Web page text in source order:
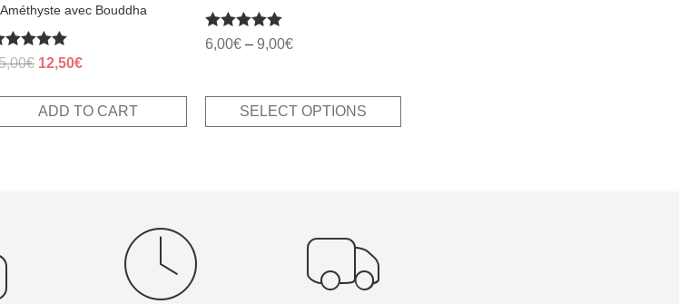
avec Bouddha
€ Original
was:
25,00€.
12,50€Current
is:
12,50€.
ADD TO CART
Rated
5.00
6,00€– 9,00€
SELECT OPTIONS